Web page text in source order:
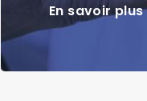
En savoir plus